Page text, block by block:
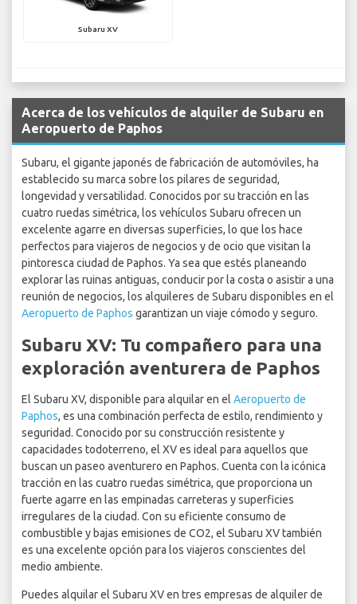
Subaru XV
Acerca de los vehículos de alquiler de Subaru en
Aeropuerto de Paphos
Subaru, el gigante japonés de fabricación de automóviles, ha
establecido su marca sobre los pilares de seguridad,
longevidad y versatilidad. Conocidos por su tracción en las
cuatro ruedas simétrica, los vehículos Subaru ofrecen un
excelente agarre en diversas superficies, lo que los hace
perfectos para viajeros de negocios y de ocio que visitan la
pintoresca ciudad de Paphos. Ya sea que estés planeando
explorar las ruinas antiguas, conducir por la costa o asistir a una
reunión de negocios, los alquileres de Subaru disponibles en el
Aeropuerto de Paphos garantizan un viaje cómodo y seguro.
Subaru XV: Tu compañero para una
exploración aventurera de Paphos
El Subaru XV, disponible para alquilar en el Aeropuerto de
Paphos, es una combinación perfecta de estilo, rendimiento y
seguridad. Conocido por su construcción resistente y
capacidades todoterreno, el XV es ideal para aquellos que
buscan un paseo aventurero en Paphos. Cuenta con la icónica
tracción en las cuatro ruedas simétrica, que proporciona un
fuerte agarre en las empinadas carreteras y superficies
irregulares de la ciudad. Con su eficiente consumo de
combustible y bajas emisiones de CO2, el Subaru XV también
es una excelente opción para los viajeros conscientes del
medio ambiente.
Puedes alquilar el Subaru XV en tres empresas de alquiler de